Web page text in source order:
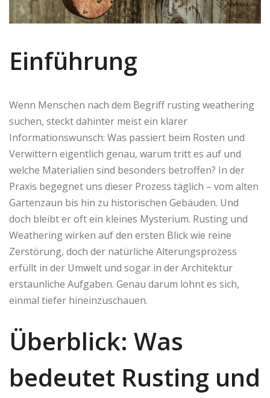
Einführung
Wenn Menschen nach dem Begriff rusting weathering
suchen, steckt dahinter meist ein klarer
Informationswunsch: Was passiert beim Rosten und
Verwittern eigentlich genau, warum tritt es auf und
welche Materialien sind besonders betroffen? In der
Praxis begegnet uns dieser Prozess täglich – vom alten
Gartenzaun bis hin zu historischen Gebäuden. Und
doch bleibt er oft ein kleines Mysterium. Rusting und
Weathering wirken auf den ersten Blick wie reine
Zerstörung, doch der natürliche Alterungsprozess
erfüllt in der Umwelt und sogar in der Architektur
erstaunliche Aufgaben. Genau darum lohnt es sich,
einmal tiefer hineinzuschauen.
Überblick: Was
bedeutet Rusting und